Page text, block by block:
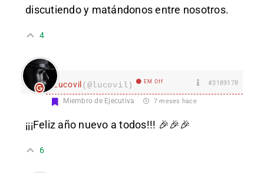
discutiendo y matándonos entre nosotros.
4
Lucovil(@lucovil) EM Off #3189178
Miembro de Ejecutiva 7 meses hace
¡¡¡Feliz año nuevo a todos!!! 🎉🎉🎉
6